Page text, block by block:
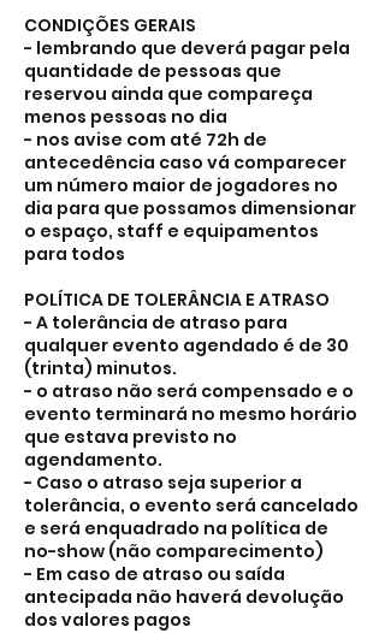
CONDIÇÕES GERAIS
- lembrando que deverá pagar pela
quantidade de pessoas que
reservou ainda que compareça
menos pessoas no dia
- nos avise com até 72h de
antecedência caso vá comparecer
um número maior de jogadores no
dia para que possamos dimensionar
o espaço, staff e equipamentos
para todos
POLÍTICA DE TOLERÂNCIA E ATRASO
- A tolerância de atraso para
qualquer evento agendado é de 30
(trinta) minutos.
- o atraso não será compensado e o
evento terminará no mesmo horário
que estava previsto no
agendamento.
- Caso o atraso seja superior a
tolerância, o evento será cancelado
e será enquadrado na política de
no-show (não comparecimento)
- Em caso de atraso ou saída
antecipada não haverá devolução
dos valores pagos